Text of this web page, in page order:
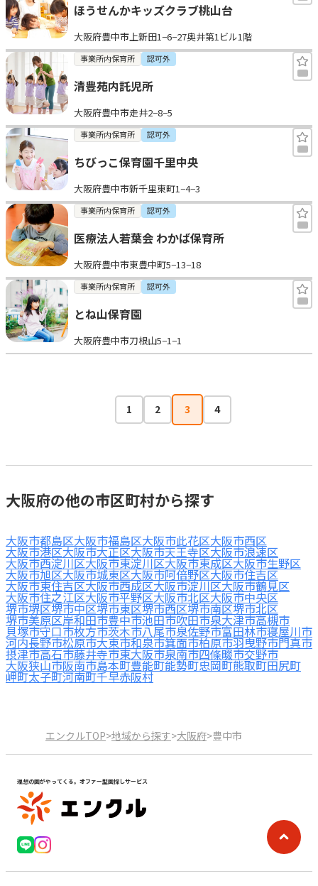
ほうせんかキッズクラブ桃山台
大阪府豊中市上新田1−6−27奥井第1ビル1階
事業所内保育所 認可外
清豊苑内託児所
大阪府豊中市走井2−8−5
事業所内保育所 認可外
ちびっこ保育園千里中央
大阪府豊中市新千里東町1−4−3
事業所内保育所 認可外
医療法人若葉会 わかば保育所
大阪府豊中市東豊中町5−13−18
事業所内保育所 認可外
とね山保育園
大阪府豊中市刀根山5−1−1
1 2 3 4
大阪府の他の市区町村から探す
大阪市都島区大阪市福島区大阪市此花区大阪市西区
大阪市港区大阪市大正区大阪市天王寺区大阪市浪速区
大阪市西淀川区大阪市東淀川区大阪市東成区大阪市生野区
大阪市旭区大阪市城東区大阪市阿倍野区大阪市住吉区
大阪市東住吉区大阪市西成区大阪市淀川区大阪市鶴見区
大阪市住之江区大阪市平野区大阪市北区大阪市中央区
堺市堺区堺市中区堺市東区堺市西区堺市南区堺市北区
堺市美原区岸和田市豊中市池田市吹田市泉大津市高槻市
貝塚市守口市枚方市茨木市八尾市泉佐野市富田林市寝屋川市
河内長野市松原市大東市和泉市箕面市柏原市羽曳野市門真市
摂津市高石市藤井寺市東大阪市泉南市四條畷市交野市
大阪狭山市阪南市島本町豊能町能勢町忠岡町熊取町田尻町
岬町太子町河南町千早赤阪村
エンクルTOP>地域から探す>大阪府>豊中市
理想の園がやってくる。オファー型園探しサービス